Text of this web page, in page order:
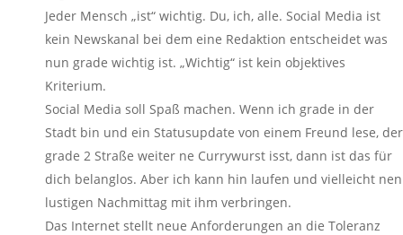
Jeder Mensch „ist“ wichtig. Du, ich, alle. Social Media ist
kein Newskanal bei dem eine Redaktion entscheidet was
nun grade wichtig ist. „Wichtig“ ist kein objektives
Kriterium.
Social Media soll Spaß machen. Wenn ich grade in der
Stadt bin und ein Statusupdate von einem Freund lese, der
grade 2 Straße weiter ne Currywurst isst, dann ist das für
dich belanglos. Aber ich kann hin laufen und vielleicht nen
lustigen Nachmittag mit ihm verbringen.
Das Internet stellt neue Anforderungen an die Toleranz